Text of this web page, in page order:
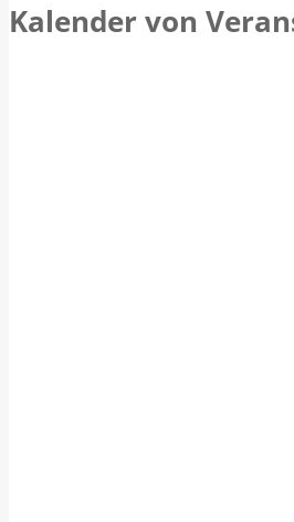
Kalender von